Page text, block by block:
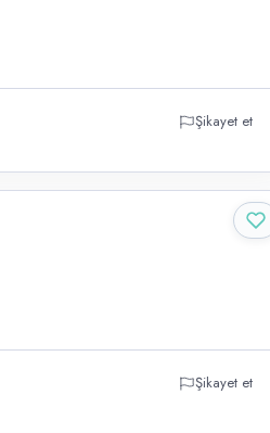
Şikayet et
Şikayet et